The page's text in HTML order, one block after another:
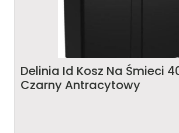
Delinia Id Kosz Na Śmieci
Czarny Antracytowy